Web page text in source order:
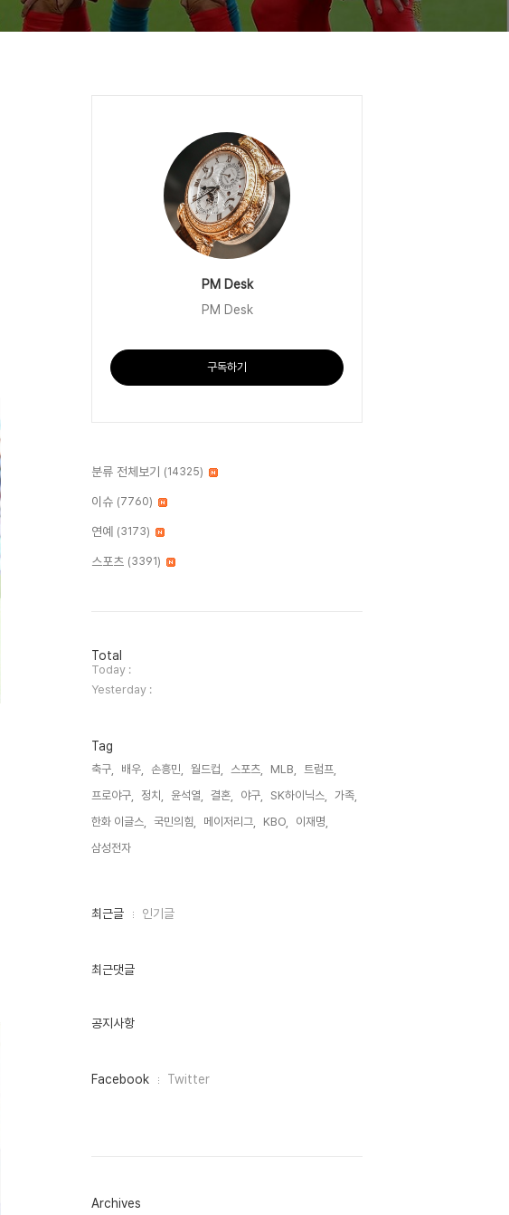
PM Desk
PM Desk
구독하기
분류 전체보기 (14325)
이슈 (7760)
연예 (3173)
스포츠 (3391)
방
문
자
수
Total
Today :
Yesterday :
Tag
축구, 배우, 손흥민, 월드컵, 스포츠, MLB,
트럼프,
프로야구,
정치, 윤석열, 결혼, 야구, SK하이닉스,
가족,
한화 이글스,
국민의힘, 메이저리그, KBO,
이재명,
삼성전자,
최
인
최근글 인기글
최근댓글
공지사항
페
그
Facebook Twitter
Archives